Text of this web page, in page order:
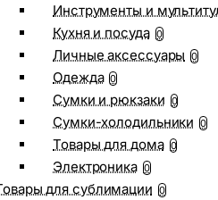
Инструменты и
Кухня и посуда 0
Личные аксессуары 0
Одежда 0
Сумки и рюкзаки 0
Сумки-холодильники 0
Товары для дома 0
Электроника 0
для сублимации 0